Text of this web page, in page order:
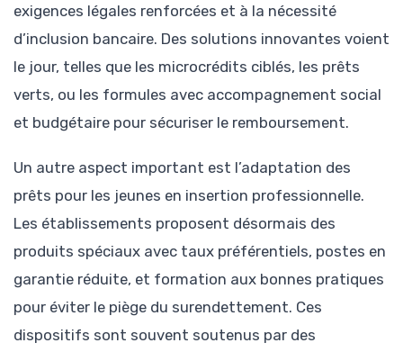
exigences légales renforcées et à la nécessité
d’inclusion bancaire. Des solutions innovantes voient
le jour, telles que les microcrédits ciblés, les prêts
verts, ou les formules avec accompagnement social
et budgétaire pour sécuriser le remboursement.
Un autre aspect important est l’adaptation des
prêts pour les jeunes en insertion professionnelle.
Les établissements proposent désormais des
produits spéciaux avec taux préférentiels, postes en
garantie réduite, et formation aux bonnes pratiques
pour éviter le piège du surendettement. Ces
dispositifs sont souvent soutenus par des